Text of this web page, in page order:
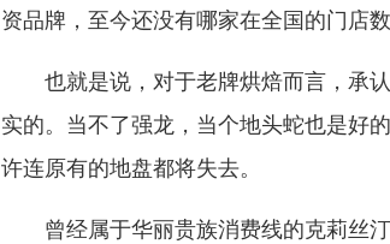
资品牌，至今还没有哪家在全国的门店数
也就是说，对于老牌烘焙而言，承认
实的。当不了强龙，当个地头蛇也是好
许连原有的地盘都将失去。
曾经属于华丽贵族消费线的克莉丝汀